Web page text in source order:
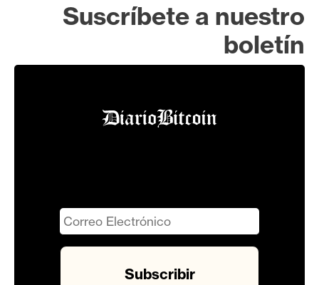
Suscríbete a nuestro
boletín